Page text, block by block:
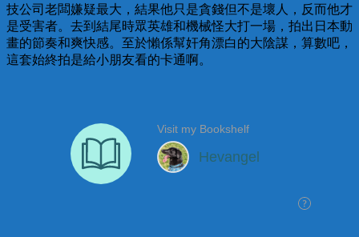
技公司老闆嫌疑最大，結果他只是貪錢但不是壞人，反而他才
是受害者。去到結尾時眾英雄和機械怪大打一場，拍出日本動
畫的節奏和爽快感。至於懶係幫奸角漂白的大陰謀，算數吧，
這套始終拍是給小朋友看的卡通啊。